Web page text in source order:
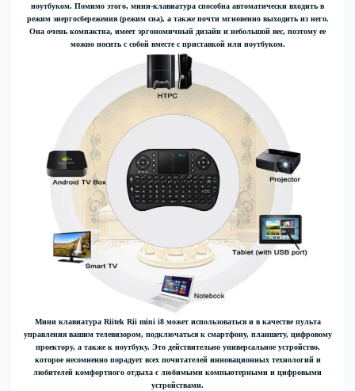
ноутбуком. Помимо этого, мини-клавиатура способна автоматически входить в
режим энергосбережения (режим сна), а также почти мгновенно выходить из него.
Она очень компактна, имеет эргономичный дизайн и небольшой вес, поэтому ее
можно носить с собой вместе с приставкой или ноутбуком.
Мини клавиатура Riitek Rii mini i8 может использоваться и в качестве пульта
управления вашим телевизором, подключаться к смартфону, планшету, цифровому
проектору, а также к ноутбуку. Это действительно универсальное устройство,
которое несомненно порадует всех почитателей инновационных технологий и
любителей комфортного отдыха с любимыми компьютерными и цифровыми
устройствами.